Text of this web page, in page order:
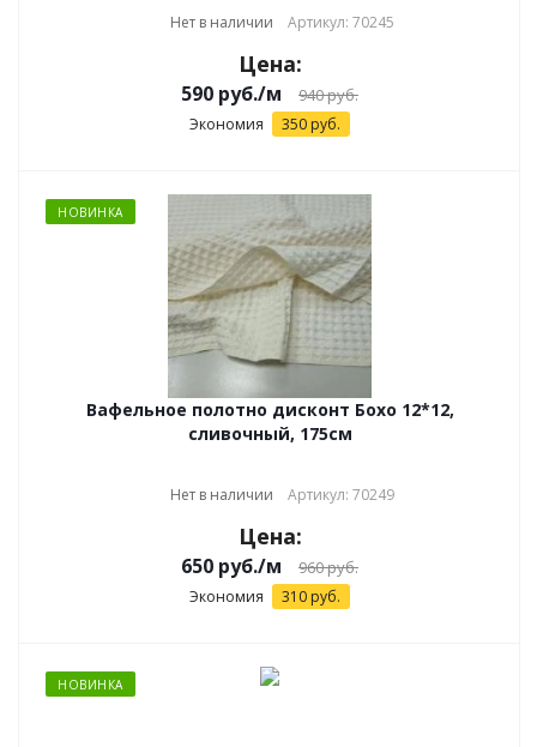
Нет в наличии Артикул: 70245
Цена:
590 руб./м 940руб.
Экономия 350 руб.
НОВИНКА
Вафельное полотно дисконт Бохо 12*12,
сливочный, 175см
Нет в наличии Артикул: 70249
Цена:
650 руб./м 960руб.
Экономия 310 руб.
НОВИНКА